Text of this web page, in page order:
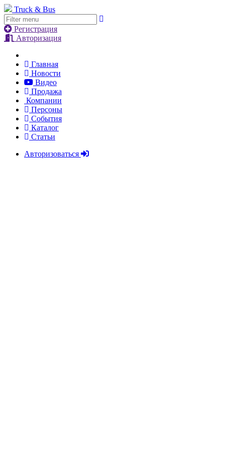
Truck & Bus
Регистрация
Авторизация
Главная
Новости
Видео
Продажа
Компании
Персоны
События
Каталог
Статьи
Авторизоваться